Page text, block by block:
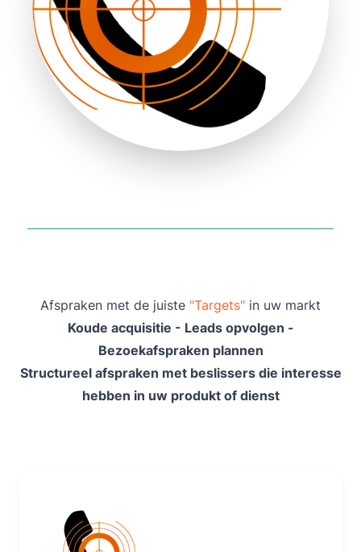
Afspraken met de juiste "Targets" in uw markt
Koude acquisitie - Leads opvolgen -
Bezoekafspraken plannen
Structureel afspraken met beslissers die interesse
hebben in uw produkt of dienst